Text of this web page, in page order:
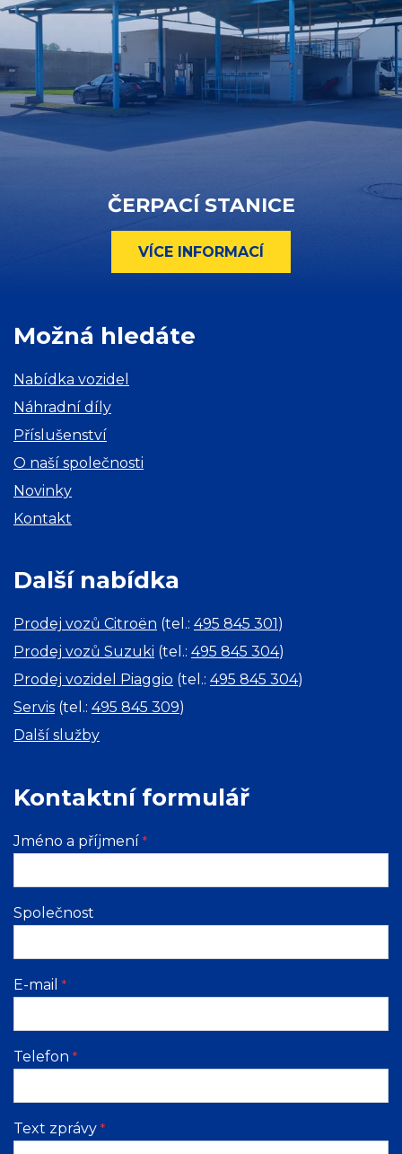
ČERPACÍ STANICE
VÍCE INFORMACÍ
Možná hledáte
Nabídka vozidel
Náhradní díly
Příslušenství
O naší společnosti
Novinky
Kontakt
Další nabídka
Prodej vozů Citroën (tel.: 495 845 301)
Prodej vozů Suzuki (tel.: 495 845 304)
Prodej vozidel Piaggio (tel.: 495 845 304)
Servis (tel.: 495 845 309)
Další služby
Kontaktní formulář
Jméno a příjmení *
Společnost
E-mail *
Telefon *
Text zprávy *